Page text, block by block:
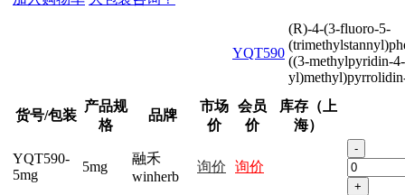
YQT590
(R)-4-(3-fluoro-5-
((3-methylpyridin-4-
货号/包装
产品规
格
品牌
市场
价
会员
价
库存（上
海）
YQT590-
5mg
5mg
融禾
winherb
询价 询价
-
+